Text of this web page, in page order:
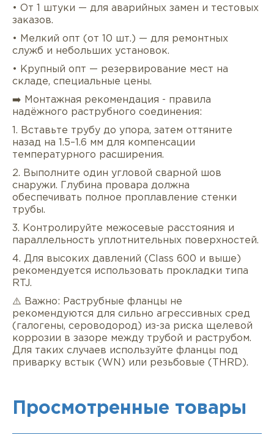
• От 1 штуки — для аварийных замен и тестовых
заказов.
• Мелкий опт (от 10 шт.) — для ремонтных
служб и небольших установок.
• Крупный опт — резервирование мест на
складе, специальные цены.
➡️ Монтажная рекомендация - правила
надёжного раструбного соединения:
1. Вставьте трубу до упора, затем оттяните
назад на 1.5–1.6 мм для компенсации
температурного расширения.
2. Выполните один угловой сварной шов
снаружи. Глубина провара должна
обеспечивать полное проплавление стенки
трубы.
3. Контролируйте межосевые расстояния и
параллельность уплотнительных поверхностей.
4. Для высоких давлений (Class 600 и выше)
рекомендуется использовать прокладки типа
RTJ.
⚠️ Важно: Раструбные фланцы не
рекомендуются для сильно агрессивных сред
(галогены, сероводород) из-за риска щелевой
коррозии в зазоре между трубой и раструбом.
Для таких случаев используйте фланцы под
приварку встык (WN) или резьбовые (THRD).
Просмотренные товары